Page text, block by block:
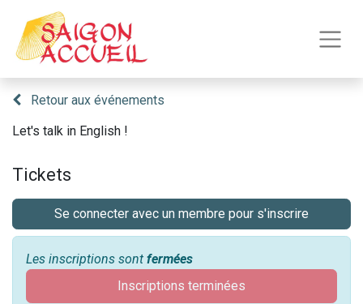
Retour aux événements
Let's talk in English !
Tickets
Se connecter avec un membre pour s'inscrire
Les inscriptions sont fermées
Inscriptions terminées